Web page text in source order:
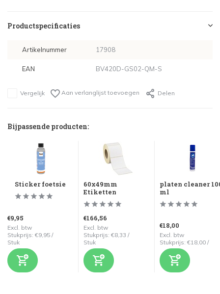
Productspecificaties
Artikelnummer 17908
EAN BV420D-GS02-QM-S
Vergelijk Aan verlanglijst toevoegen Delen
Bijpassende producten:
Sticker foetsie
€9,95
Excl. btw
Stukprijs: €9,95 /
Stuk
60x49mm
Etiketten
€166,56
Excl. btw
Stukprijs: €8,33 /
Stuk
platen cleaner
ml
€18,00
Excl. btw
Stukprijs: €18,00 /